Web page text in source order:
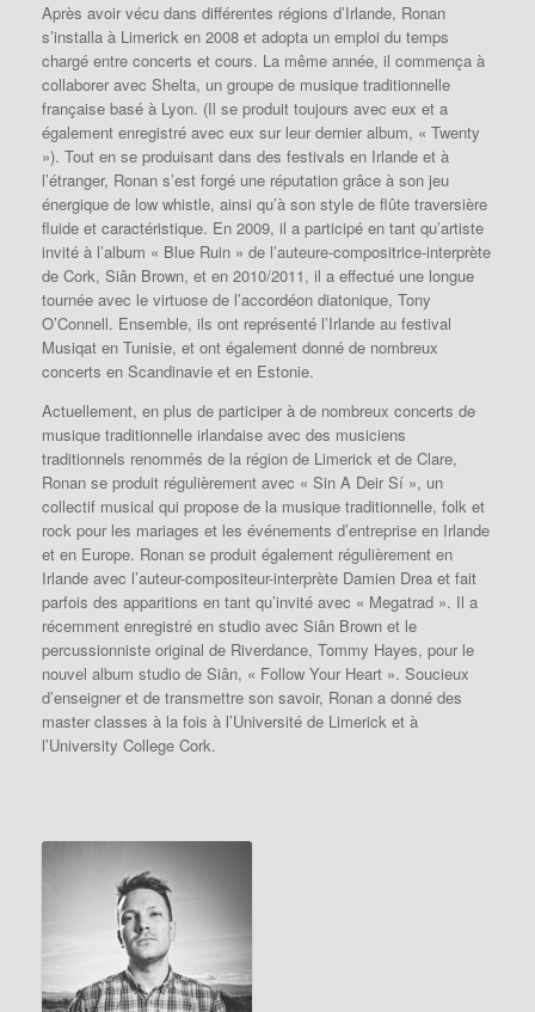
Après avoir vécu dans différentes régions d’Irlande, Ronan
s’installa à Limerick en 2008 et adopta un emploi du temps
chargé entre concerts et cours. La même année, il commença à
collaborer avec Shelta, un groupe de musique traditionnelle
française basé à Lyon. (Il se produit toujours avec eux et a
également enregistré avec eux sur leur dernier album, « Twenty
»). Tout en se produisant dans des festivals en Irlande et à
l’étranger, Ronan s’est forgé une réputation grâce à son jeu
énergique de low whistle, ainsi qu’à son style de flûte traversière
fluide et caractéristique. En 2009, il a participé en tant qu’artiste
invité à l’album « Blue Ruin » de l’auteure-compositrice-interprète
de Cork, Siân Brown, et en 2010/2011, il a effectué une longue
tournée avec le virtuose de l’accordéon diatonique, Tony
O’Connell. Ensemble, ils ont représenté l’Irlande au festival
Musiqat en Tunisie, et ont également donné de nombreux
concerts en Scandinavie et en Estonie.
Actuellement, en plus de participer à de nombreux concerts de
musique traditionnelle irlandaise avec des musiciens
traditionnels renommés de la région de Limerick et de Clare,
Ronan se produit régulièrement avec « Sin A Deir Sí », un
collectif musical qui propose de la musique traditionnelle, folk et
rock pour les mariages et les événements d’entreprise en Irlande
et en Europe. Ronan se produit également régulièrement en
Irlande avec l’auteur-compositeur-interprète Damien Drea et fait
parfois des apparitions en tant qu’invité avec « Megatrad ». Il a
récemment enregistré en studio avec Siân Brown et le
percussionniste original de Riverdance, Tommy Hayes, pour le
nouvel album studio de Siân, « Follow Your Heart ». Soucieux
d’enseigner et de transmettre son savoir, Ronan a donné des
master classes à la fois à l’Université de Limerick et à
l’University College Cork.